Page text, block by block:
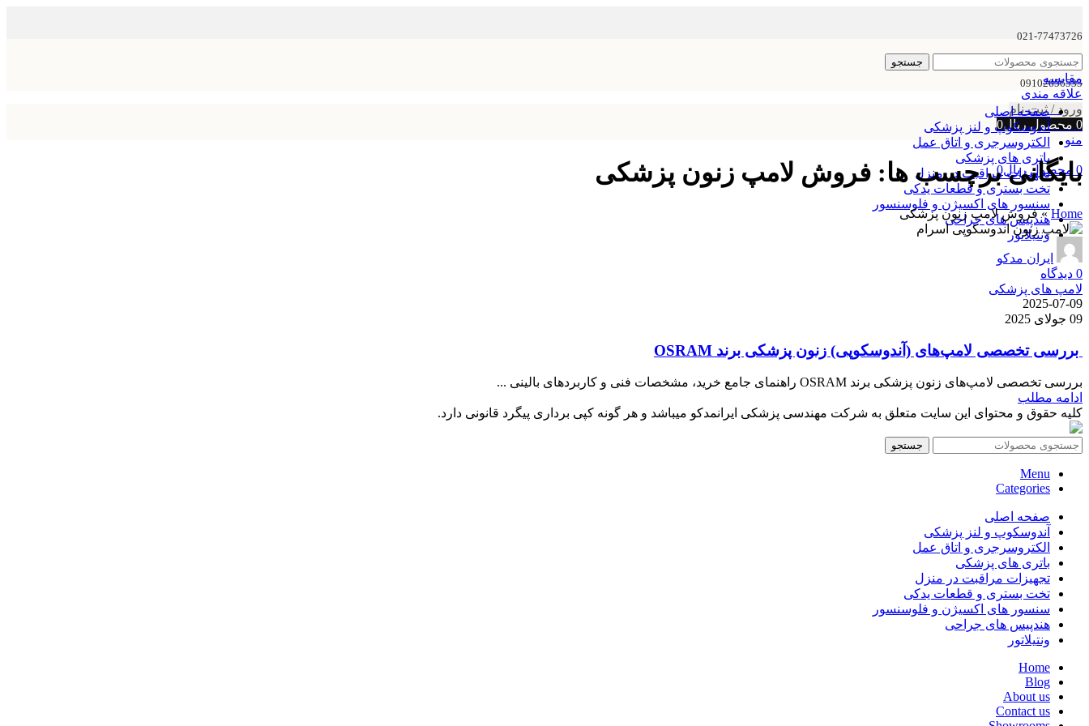
021-77473726
09102656535
جستجو
مقایسه
علاقه مندی
ورود / ثبت نام
0 محصول ریال0
منو
0 محصول ریال0
صفحه اصلی
آندوسکوپ و لنز پزشکی
الکتروسرجری و اتاق عمل
باتری های پزشکی
تجهیزات مراقبت در منزل
تخت بستری و قطعات یدکی
سنسور های اکسیژن و فلوسنسور
هندپیس های جراحی
ونتیلاتور
بایگانی برچسب ها: فروش لامپ زنون پزشکی
Home
»فروش لامپ زنون پزشکی
ایران مدکو
0 دیدگاه
لامپ های پزشکی
2025-07-09
09 جولای 2025
بررسی تخصصی لامپ‌های (آندوسکوپی) زنون پزشکی برند OSRAM
بررسی تخصصی لامپ‌های زنون پزشکی برند OSRAM راهنمای جامع خرید، مشخصات فنی و کاربردهای بالینی ...
ادامه مطلب
کلیه حقوق و محتوای این سایت متعلق به شرکت مهندسی پزشکی ایرانمدکو میباشد و هر گونه کپی برداری پیگرد قانونی دارد.
جستجو
Menu
Categories
صفحه اصلی
آندوسکوپ و لنز پزشکی
الکتروسرجری و اتاق عمل
باتری های پزشکی
تجهیزات مراقبت در منزل
تخت بستری و قطعات یدکی
سنسور های اکسیژن و فلوسنسور
هندپیس های جراحی
ونتیلاتور
Home
Blog
About us
Contact us